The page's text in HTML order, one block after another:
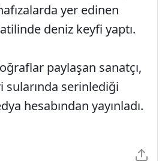
yer edinen
deniz keyfi yaptı.
paylaşan sanatçı,
serinlediği
hesabından yayınladı.